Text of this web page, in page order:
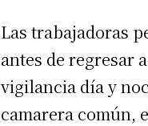
Las trabajadoras
antes de regresar
vigilancia día y
camarera común,